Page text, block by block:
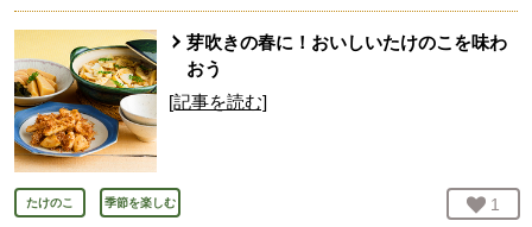
芽吹きの春に！おいしいたけのこを味わ
おう
[記事を読む]
たけのこ 季節を楽しむ お気
1